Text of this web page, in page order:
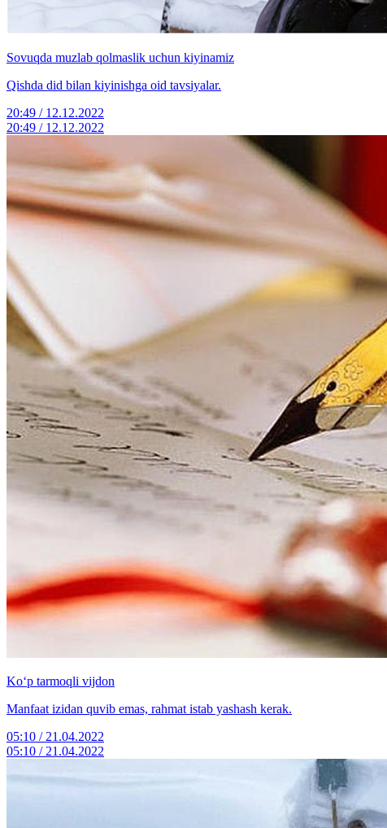
Sovuqda muzlab qolmaslik uchun kiyinamiz
Qishda did bilan kiyinishga oid tavsiyalar.
20:49 / 12.12.2022
20:49 / 12.12.2022
Ko‘p tarmoqli vijdon
Manfaat izidan quvib emas, rahmat istab yashash kerak.
05:10 / 21.04.2022
05:10 / 21.04.2022